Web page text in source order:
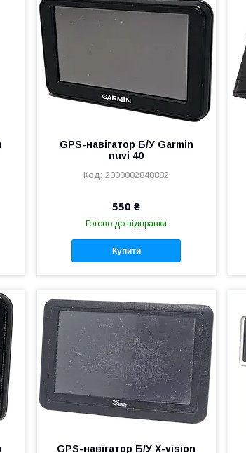
GPS-навігатор Б/У Garmin
nuvi 40
2000002848882
550 ₴
Готово до відправки
Купити
GPS-навігатор Б/У X-vision